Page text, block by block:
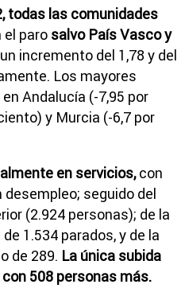
todas las comunidades
el paro salvo País Vasco y
incremento del 1,78 y del
Los mayores
Andalucía (-7,95 por
y Murcia (-6,7 por
en servicios,con
seguido del
(2.924 personas); de la
1.534 parados, y de la
de 289. La única subida
508 personas más.